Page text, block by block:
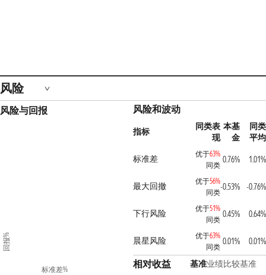
风险
风险与回报
标准差%
回报%
风险和波动
指标
同类表
现
本基
金
同类
平均
标准差
优于63%
同类
0.76% 1.01%
最大回撤 优于56%
同类
-0.53% -0.76%
下行风险 优于51%
同类
0.45% 0.64%
晨星风险 优于63%
同类
0.01% 0.01%
相对收益 基准业绩比较基准